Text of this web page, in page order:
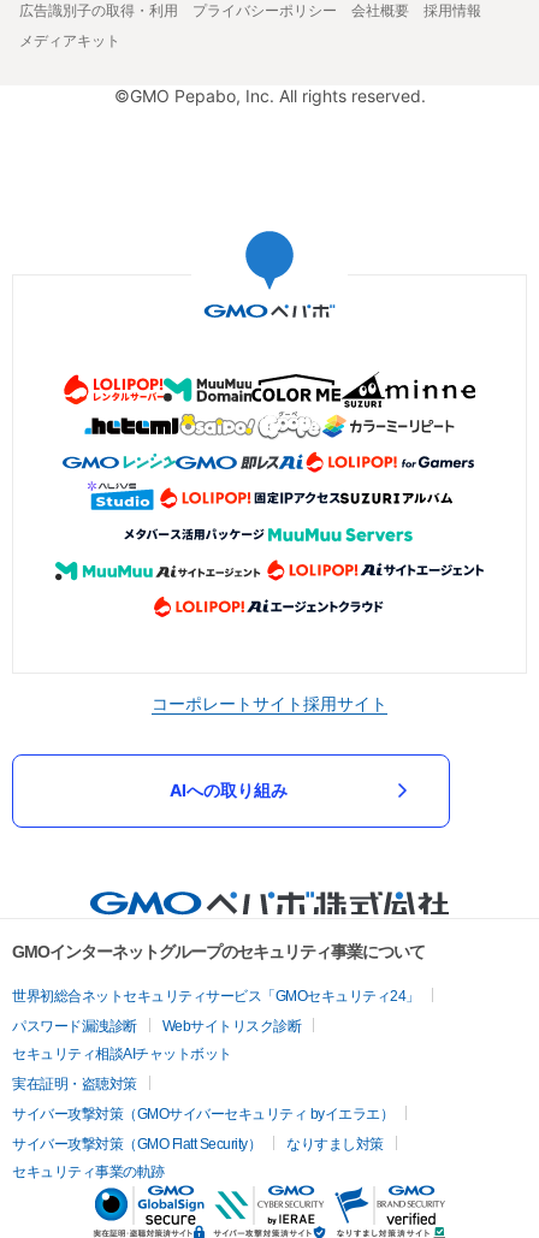
広告識別子の取得・利用
プライバシーポリシー 会社概要
採用情報
メディアキット
©GMO Pepabo, Inc. All rights reserved.
コーポレートサイト採用サイト
AIへの取り組み
GMOインターネットグループのセキュリティ事業について
世界初総合ネットセキュリティサービス「GMOセキュリティ24」
パスワード漏洩診断
Webサイトリスク診断
セキュリティ相談AIチャットボット
実在証明・盗聴対策
サイバー攻撃対策（GMOサイバーセキュリティ byイエラエ）
サイバー攻撃対策（GMO Flatt Security）
なりすまし対策
セキュリティ事業の軌跡